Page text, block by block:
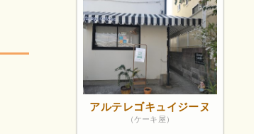
アルテレゴキュイジーヌ
（ケーキ屋）